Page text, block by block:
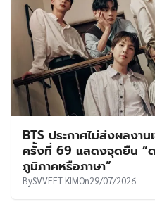
BTS ประกาศไม่ส่งผลงา
ครั้งที่ 69 แสดงจุดยืน “
ภูมิภาคหรือภาษา”
BySVVEET KIMOn29/07/2026